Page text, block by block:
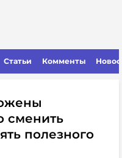
Статьи Комменты
сменить
полезного